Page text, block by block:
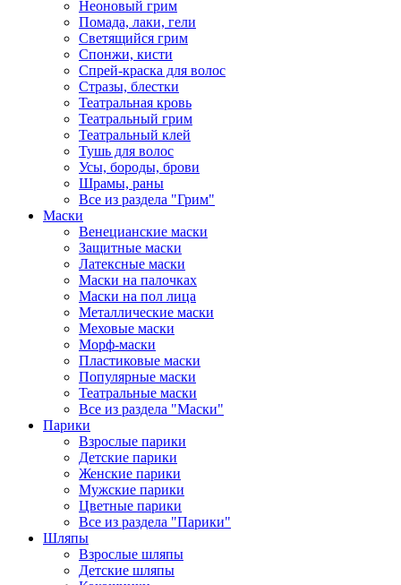
Неоновый грим
Помада, лаки, гели
Светящийся грим
Спонжи, кисти
Спрей-краска для волос
Стразы, блестки
Театральная кровь
Театральный грим
Театральный клей
Тушь для волос
Усы, бороды, брови
Шрамы, раны
Все из раздела "Грим"
Маски
Венецианские маски
Защитные маски
Латексные маски
Маски на палочках
Маски на пол лица
Металлические маски
Меховые маски
Морф-маски
Пластиковые маски
Популярные маски
Театральные маски
Все из раздела "Маски"
Парики
Взрослые парики
Детские парики
Женские парики
Мужские парики
Цветные парики
Все из раздела "Парики"
Шляпы
Взрослые шляпы
Детские шляпы